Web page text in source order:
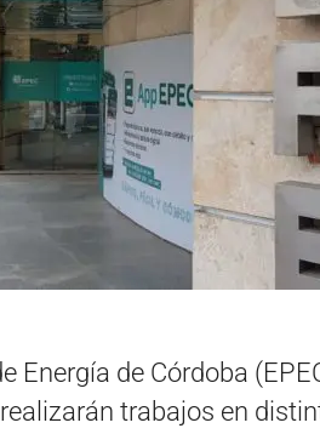
Energía de Córdoba
trabajos en